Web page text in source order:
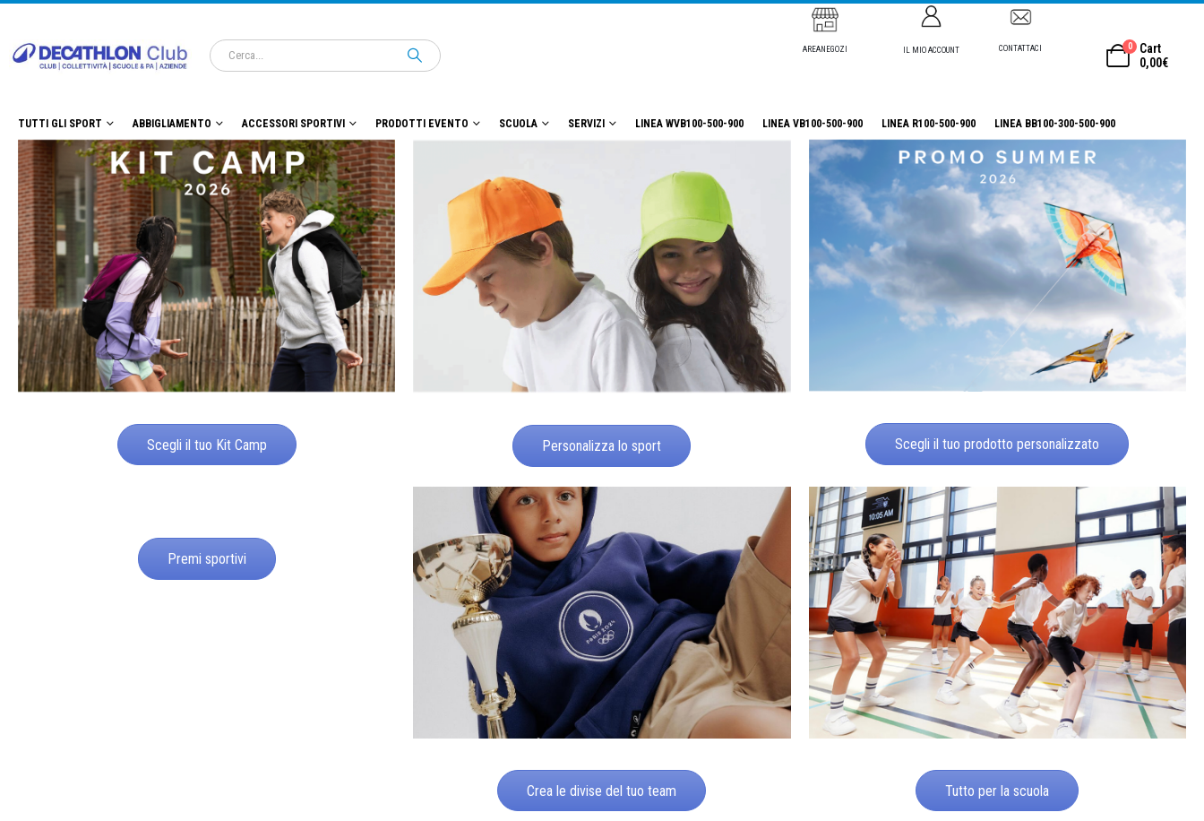
AREANEGOZI IL MIO ACCOUNT CONTATTACI 0
Cart
0,00€
TUTTI GLI SPORT ABBIGLIAMENTO ACCESSORI SPORTIVI PRODOTTI EVENTO SCUOLA SERVIZI LINEA WVB100-500-900 LINEA VB100-500-900 LINEA R100-500-900 LINEA BB100-300-500-900
Scegli il tuo Kit Camp Personalizza lo sport Scegli il tuo prodotto personalizzato
Premi sportivi
Crea le divise del tuo team Tutto per la scuola